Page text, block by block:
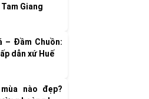
Giang
– Đầm Chuồn:
dẫn xứ Huế
nào đẹp?